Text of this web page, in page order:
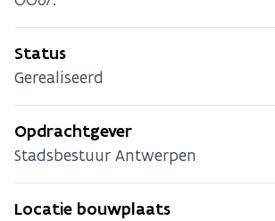
Status
Gerealiseerd
Opdrachtgever
Stadsbestuur Antwerpen
Locatie bouwplaats